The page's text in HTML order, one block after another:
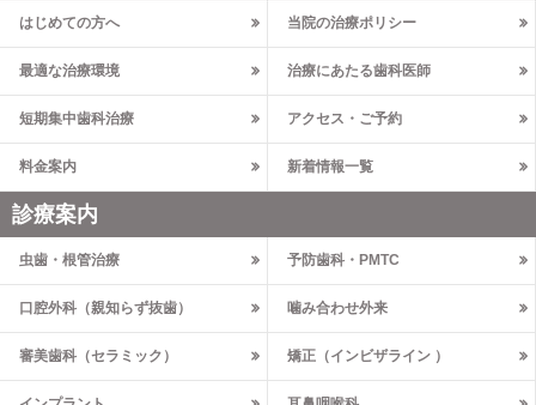
はじめての方へ 当院の治療ポリシー
最適な治療環境 治療にあたる歯科医師
短期集中歯科治療 アクセス・ご予約
料金案内 新着情報一覧
診療案内
虫歯・根管治療 予防歯科・PMTC
口腔外科（親知らず抜歯） 噛み合わせ外来
審美歯科（セラミック） 矯正（インビザライン ）